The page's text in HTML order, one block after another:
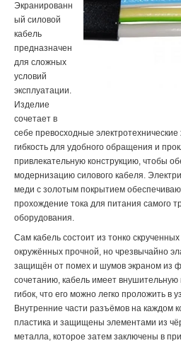
Экранированн
ый силовой
кабель
предназначен
для сложных
условий
эксплуатации.
Изделие
сочетает в
себе превосходные
гибкость для удобного обращения и
привлекательную конструкцию, чтобы
модернизацию силового кабеля.
меди с золотым покрытием
прохождение тока для питания самого
оборудования.
Сам кабель состоит из тонко
окружённых прочной, но чрезвычайно
защищён от помех и шумов экраном из
сочетанию, кабель имеет внушительную
гибок, что его можно легко проложить в
Внутренние части разъёмов на каждом
пластика и защищены элементами из
металла, которое затем заключены в